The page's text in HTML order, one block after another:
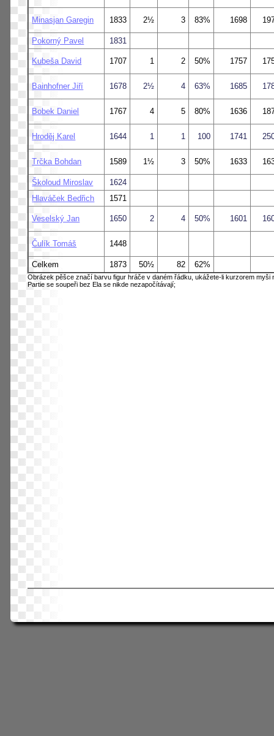
Minasjan Garegin 1833 2½ 3 83% 1698
Pokorný Pavel 1831
Kubeša David 1707 1 2 50% 1757
Bainhofner Jiří 1678 2½ 4 63% 1685
Bobek Daniel 1767 4 5 80% 1636
Hroděj Karel 1644 1 1 100 1741
Trčka Bohdan 1589 1½ 3 50% 1633
Školoud Miroslav
1624
Hlaváček Bedřich
1571
Veselský Jan 1650 2 4 50% 1601
Čulík Tomáš 1448
Celkem 1873 50½ 82 62%
Obrázek pěšce značí barvu figur hráče v daném řádku, ukážete-li kurzorem myši
Partie se soupeři bez Ela se nikde nezapočítávají;